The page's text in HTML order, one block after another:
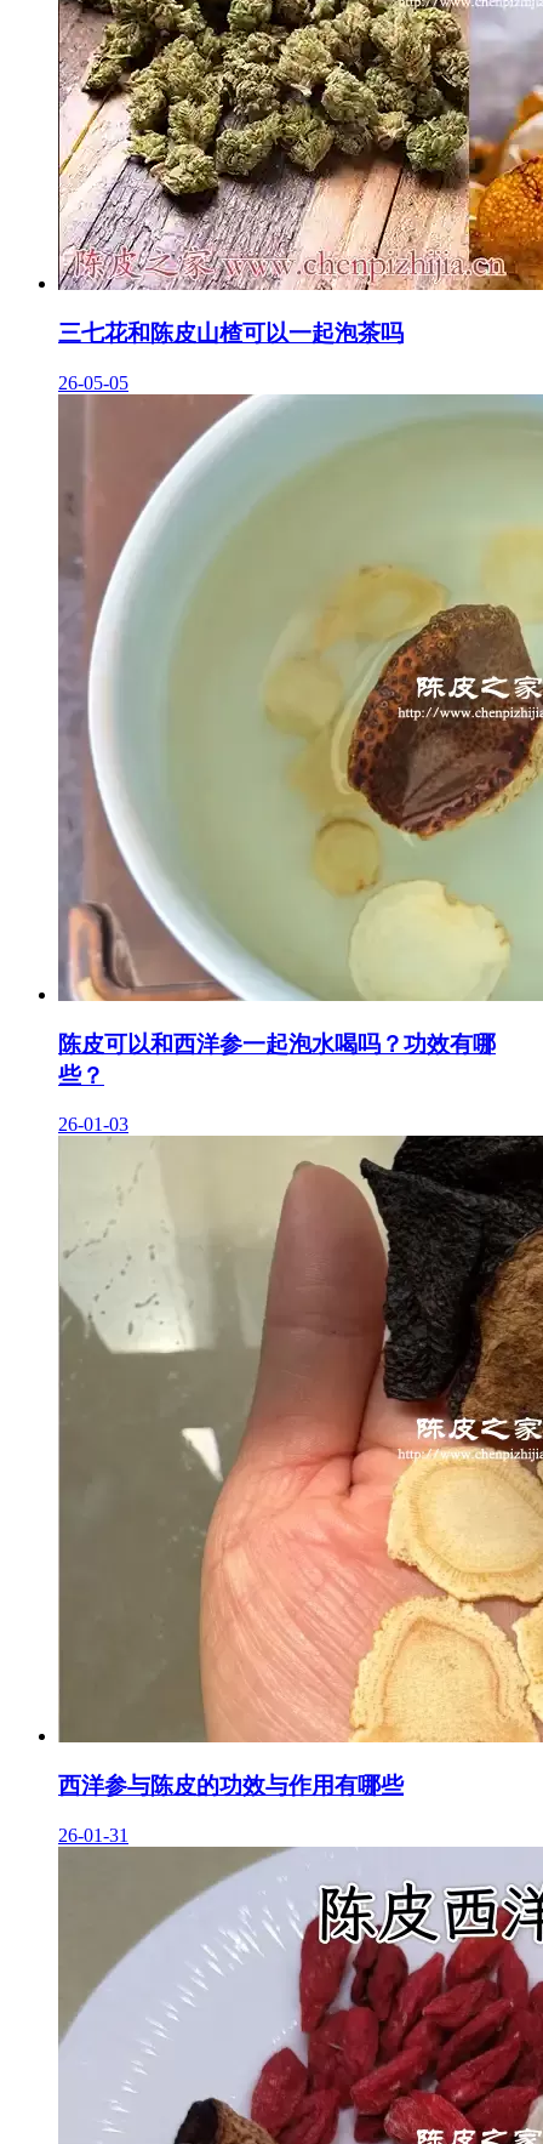
三七花和陈皮山楂可以一起泡茶吗
26-05-05
陈皮可以和西洋参一起泡水喝吗？功效有哪
些？
26-01-03
西洋参与陈皮的功效与作用有哪些
26-01-31